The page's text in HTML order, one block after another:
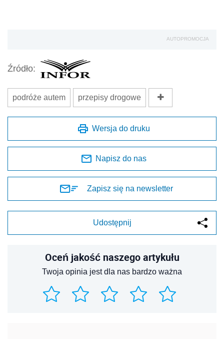
AUTOPROMOCJA
Źródło:
podróże autem przepisy drogowe
Wersja do druku
Napisz do nas
Zapisz się na newsletter
Udostępnij
Oceń jakość naszego artykułu
Twoja opinia jest dla nas bardzo ważna